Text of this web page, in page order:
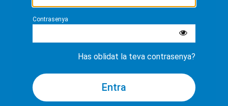
Contrasenya
Has oblidat la teva contrasenya?